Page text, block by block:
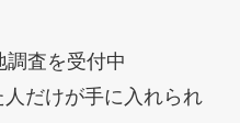
調査を受付中
だけが手に入れられ